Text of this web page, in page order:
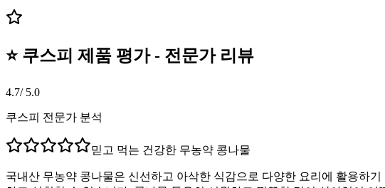
⭐ 쿠스피 제품 평가 - 전문가 리뷰
4.7/ 5.0
쿠스피 전문가 분석
믿고 먹는 건강한 무농약 콩나물
국내산 무농약 콩나물은 신선하고 아삭한 식감으로 다양한 요리에 활용하